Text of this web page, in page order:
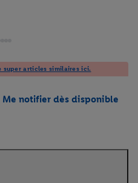
super articles similaires ici.
Me notifier dès disponible